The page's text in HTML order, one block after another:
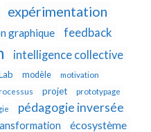
expérimentation
graphique feedback
intelligence collective
modèle motivation
projet prototypage
pédagogie inversée
écosystème